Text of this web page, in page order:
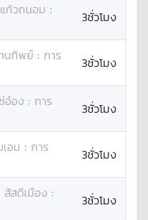
แก้วถนอม :
3ชั่วโมง
นทิพย์ : การ
3ชั่วโมง
อ๋อง : การ
3ชั่วโมง
อม : การ
3ชั่วโมง
สัสดีเมือง :
3ชั่วโมง